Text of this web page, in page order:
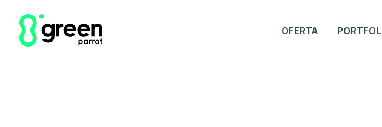
OFERTA